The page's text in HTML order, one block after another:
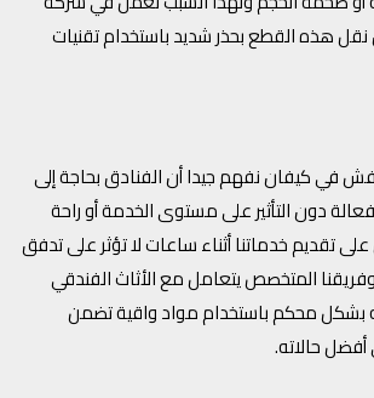
نقل هذه القطع بحذر شديد باستخدام تقنيات
في كيفان نفهم جيدا أن الفنادق بحاجة إلى
دون التأثير على مستوى الخدمة أو راحة
تقديم خدماتنا أثناء ساعات لا تؤثر على تدفق
المتخصص يتعامل مع الأثاث الفندقي
بشكل محكم باستخدام مواد واقية تضمن
حالاته.